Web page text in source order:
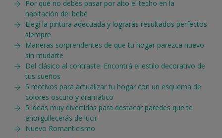
Por qué no debés pasar por alto el techo en la
habitación del bebé
Elegí la pintura adecuada y lograrás resultados perfectos
siempre
Maneras sorprendentes de que tu hogar parezca nuevo
sin mudarte
Del clásico al contraste: Encontrá el estilo decorativo de
tus sueños
5 motivos para actualizar tu hogar con un esquema de
colores oscuro y dramático
5 ideas muy divertidas para destacar paredes que te
enorgullecerás de lucir
Nuevo Romanticismo